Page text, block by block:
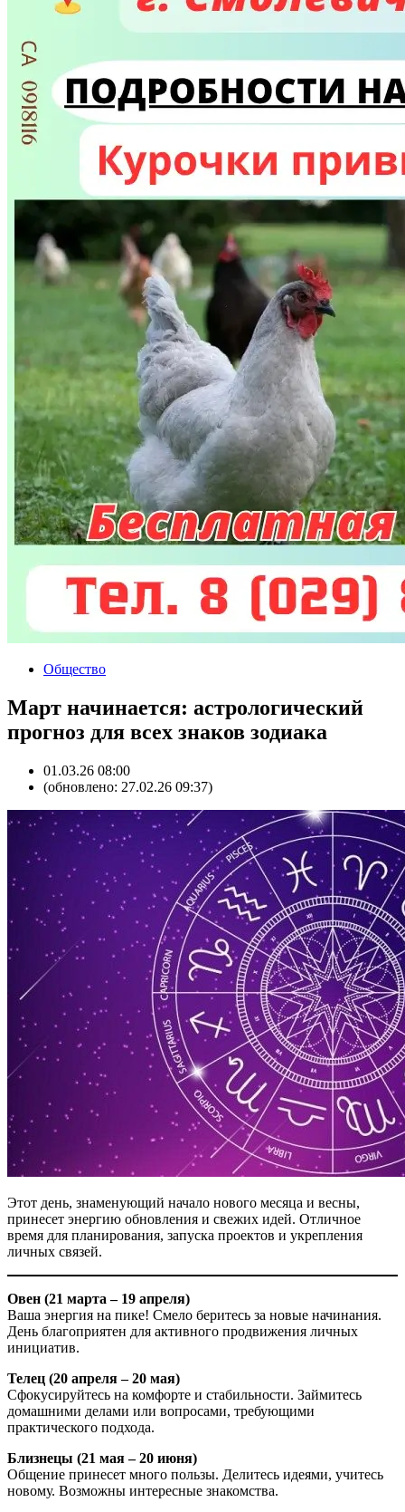
Общество
Март начинается: астрологический
прогноз для всех знаков зодиака
01.03.26 08:00
(обновлено: 27.02.26 09:37)
Этот день, знаменующий начало нового месяца и весны,
принесет энергию обновления и свежих идей. Отличное
время для планирования, запуска проектов и укрепления
личных связей.
Овен (21 марта – 19 апреля)
Ваша энергия на пике! Смело беритесь за новые начинания.
День благоприятен для активного продвижения личных
инициатив.
Телец (20 апреля – 20 мая)
Сфокусируйтесь на комфорте и стабильности. Займитесь
домашними делами или вопросами, требующими
практического подхода.
Близнецы (21 мая – 20 июня)
Общение принесет много пользы. Делитесь идеями, учитесь
новому. Возможны интересные знакомства.